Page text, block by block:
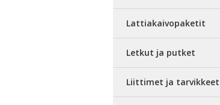
Lattiakaivopaketit
Letkut ja putket
Liittimet ja tarvikkeet